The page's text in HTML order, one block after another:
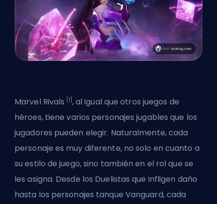
Marvel Rivals [1] , al igual que otros juegos de
héroes, tiene varios personajes jugables que los
jugadores pueden elegir. Naturalmente, cada
personaje es muy diferente, no solo en cuanto a
su estilo de juego, sino también en el rol que se
les asigna. Desde los Duelistas que infligen daño
hasta los personajes tanque Vanguard, cada